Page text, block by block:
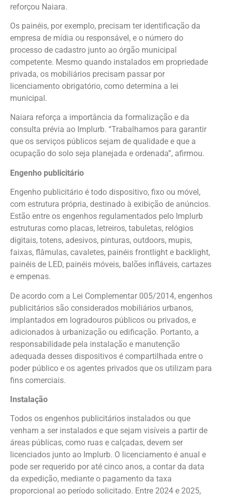
reforçou Naiara.
Os painéis, por exemplo, precisam ter identificação da
empresa de mídia ou responsável, e o número do
processo de cadastro junto ao órgão municipal
competente. Mesmo quando instalados em propriedade
privada, os mobiliários precisam passar por
licenciamento obrigatório, como determina a lei
municipal.
Naiara reforça a importância da formalização e da
consulta prévia ao Implurb. “Trabalhamos para garantir
que os serviços públicos sejam de qualidade e que a
ocupação do solo seja planejada e ordenada”, afirmou.
Engenho publicitário
Engenho publicitário é todo dispositivo, fixo ou móvel,
com estrutura própria, destinado à exibição de anúncios.
Estão entre os engenhos regulamentados pelo Implurb
estruturas como placas, letreiros, tabuletas, relógios
digitais, totens, adesivos, pinturas, outdoors, mupis,
faixas, flâmulas, cavaletes, painéis frontlight e backlight,
painéis de LED, painéis móveis, balões infláveis, cartazes
e empenas.
De acordo com a Lei Complementar 005/2014, engenhos
publicitários são considerados mobiliários urbanos,
implantados em logradouros públicos ou privados, e
adicionados à urbanização ou edificação. Portanto, a
responsabilidade pela instalação e manutenção
adequada desses dispositivos é compartilhada entre o
poder público e os agentes privados que os utilizam para
fins comerciais.
Instalação
Todos os engenhos publicitários instalados ou que
venham a ser instalados e que sejam visíveis a partir de
áreas públicas, como ruas e calçadas, devem ser
licenciados junto ao Implurb. O licenciamento é anual e
pode ser requerido por até cinco anos, a contar da data
da expedição, mediante o pagamento da taxa
proporcional ao período solicitado. Entre 2024 e 2025,